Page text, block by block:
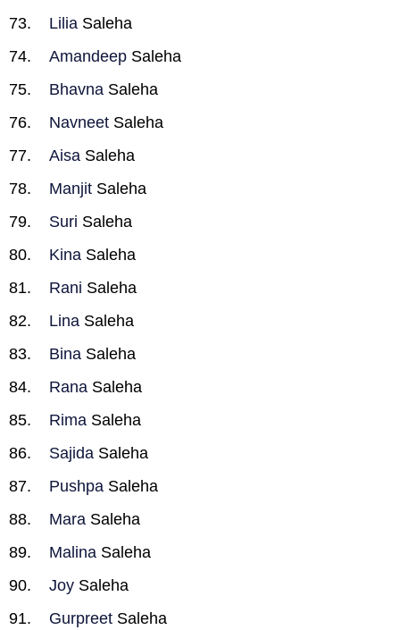
Lilia Saleha
Amandeep Saleha
Bhavna Saleha
Navneet Saleha
Aisa Saleha
Manjit Saleha
Suri Saleha
Kina Saleha
Rani Saleha
Lina Saleha
Bina Saleha
Rana Saleha
Rima Saleha
Sajida Saleha
Pushpa Saleha
Mara Saleha
Malina Saleha
Joy Saleha
Gurpreet Saleha